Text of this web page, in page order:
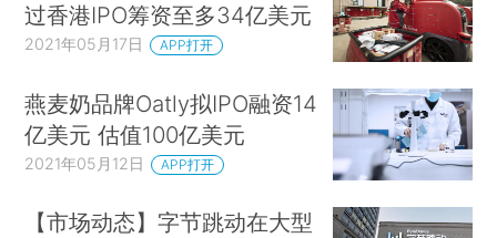
过香港IPO筹资至多34亿美元
2021年05月17日 APP打开
燕麦奶品牌Oatly拟IPO融资14
亿美元 估值100亿美元
2021年05月12日 APP打开
【市场动态】字节跳动在大型